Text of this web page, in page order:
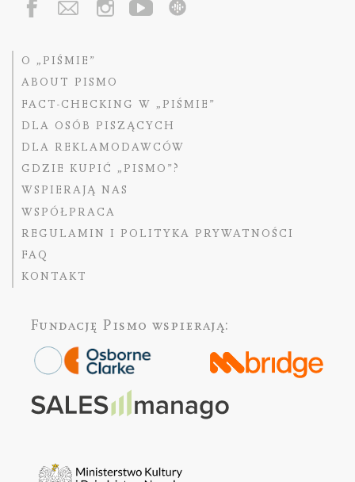
O „PIŚMIE”
ABOUT PISMO
FACT-CHECKING W „PIŚMIE”
DLA OSÓB PISZĄCYCH
DLA REKLAMODAWCÓW
GDZIE KUPIĆ „PISMO”?
WSPIERAJĄ NAS
WSPÓŁPRACA
REGULAMIN I POLITYKA PRYWATNOŚCI
FAQ
KONTAKT
Fundację Pismo wspierają: